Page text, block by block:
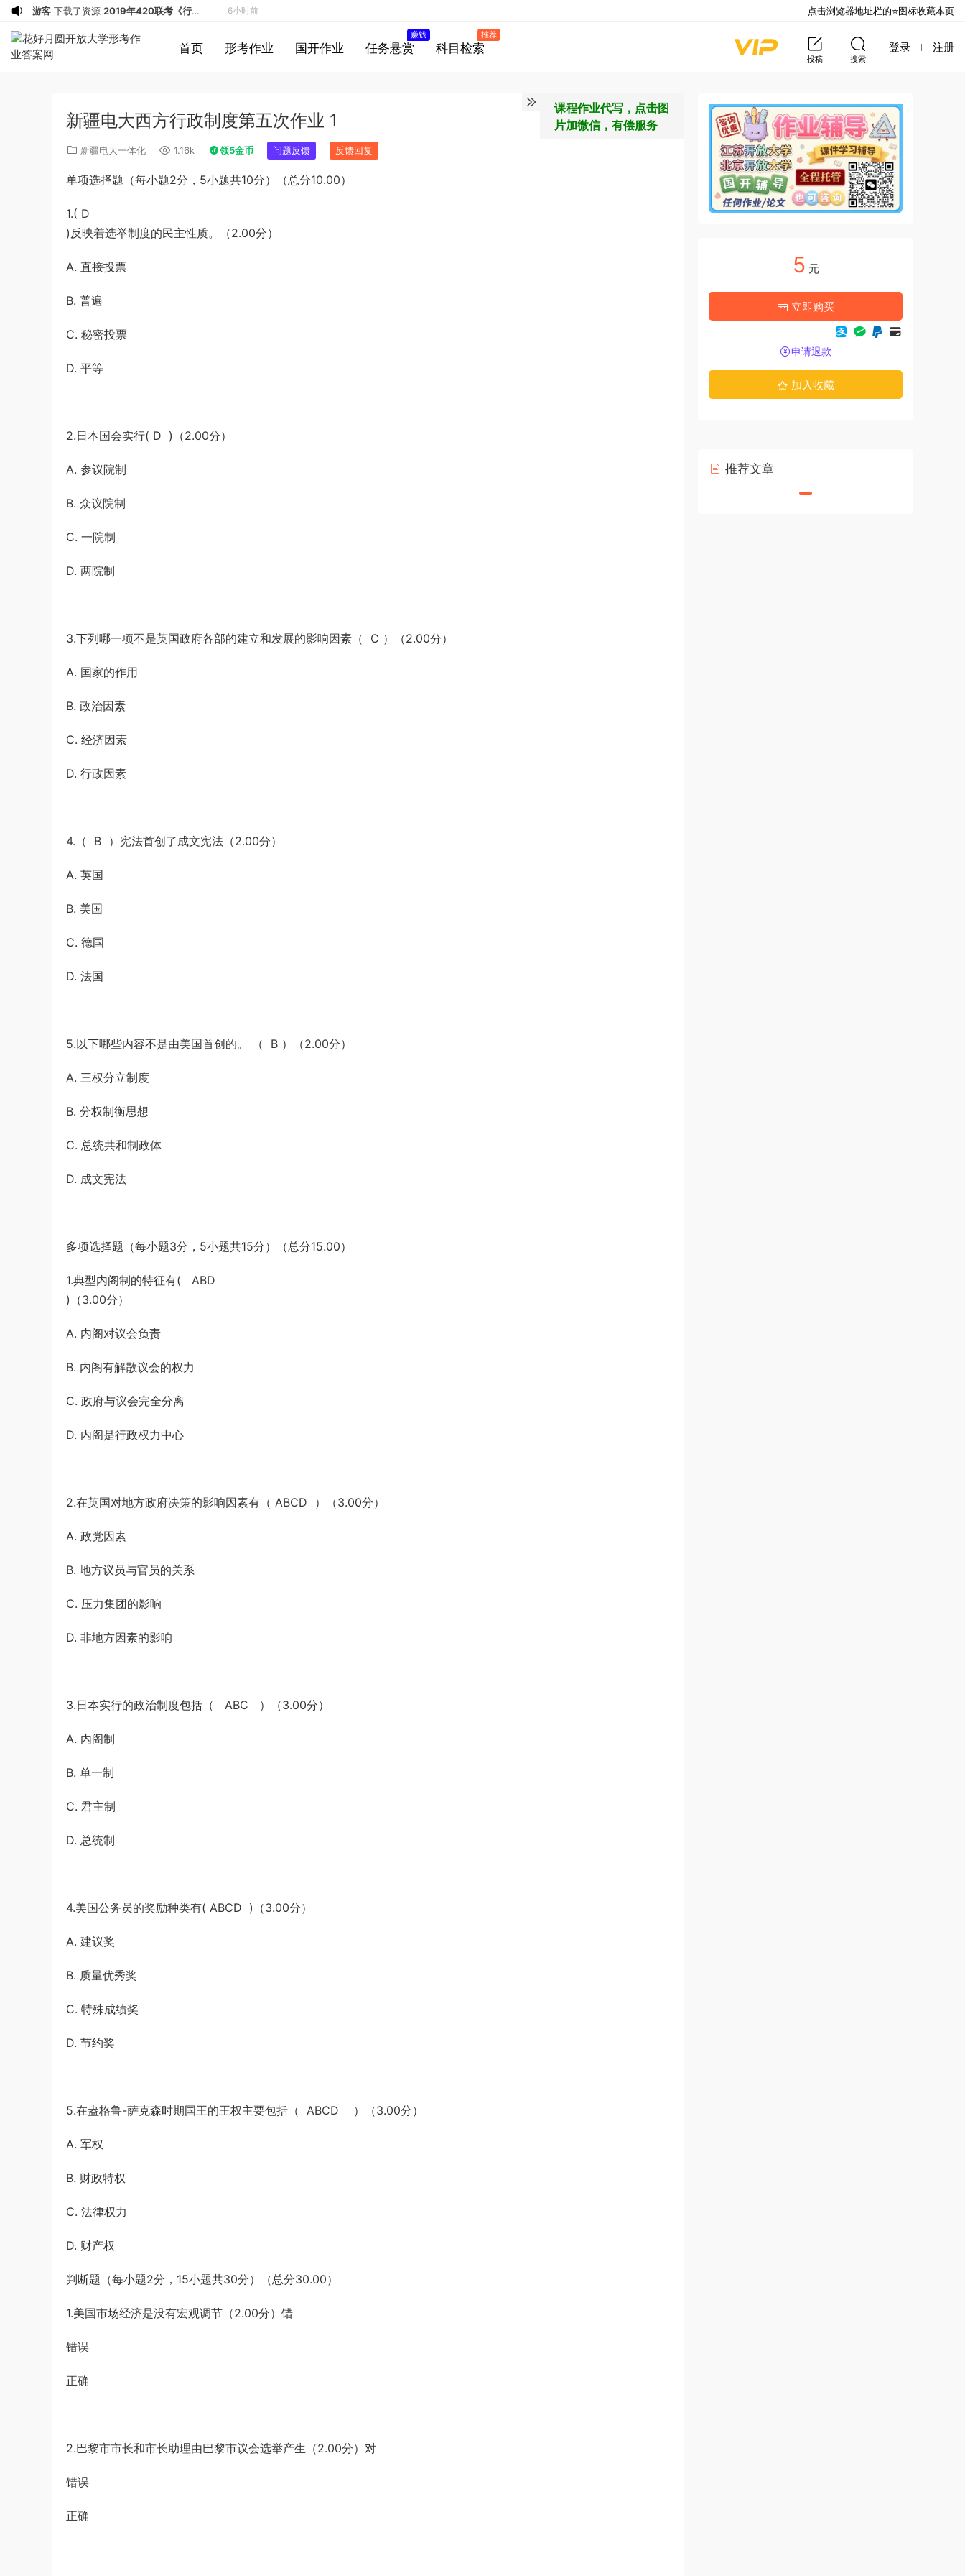
首页 形考作业 国开作业 任务悬赏
赚钱
科目检索
推荐
投稿 搜索
登录 注册
新疆电大西方行政制度第五次作业 1
新疆电大一体化 1.16k 领5金币 问题反馈 反馈回复
单项选择题（每小题2分，5小题共10分）（总分10.00）
1.( D
)反映着选举制度的民主性质。（2.00分）
A. 直接投票
B. 普遍
C. 秘密投票
D. 平等
2.日本国会实行( D )（2.00分）
A. 参议院制
B. 众议院制
C. 一院制
D. 两院制
3.下列哪一项不是英国政府各部的建立和发展的影响因素（ C ）（2.00分）
A. 国家的作用
B. 政治因素
C. 经济因素
D. 行政因素
4.（ B ）宪法首创了成文宪法（2.00分）
A. 英国
B. 美国
C. 德国
D. 法国
5.以下哪些内容不是由美国首创的。 （ B ）（2.00分）
A. 三权分立制度
B. 分权制衡思想
C. 总统共和制政体
D. 成文宪法
多项选择题（每小题3分，5小题共15分）（总分15.00）
1.典型内阁制的特征有( ABD
)（3.00分）
A. 内阁对议会负责
B. 内阁有解散议会的权力
C. 政府与议会完全分离
D. 内阁是行政权力中心
2.在英国对地方政府决策的影响因素有（ ABCD ）（3.00分）
A. 政党因素
B. 地方议员与官员的关系
C. 压力集团的影响
D. 非地方因素的影响
3.日本实行的政治制度包括（ ABC ）（3.00分）
A. 内阁制
B. 单一制
C. 君主制
D. 总统制
4.美国公务员的奖励种类有( ABCD )（3.00分）
A. 建议奖
B. 质量优秀奖
C. 特殊成绩奖
D. 节约奖
5.在盎格鲁-萨克森时期国王的王权主要包括（ ABCD ）（3.00分）
A. 军权
B. 财政特权
C. 法律权力
D. 财产权
判断题（每小题2分，15小题共30分）（总分30.00）
1.美国市场经济是没有宏观调节（2.00分）错
错误
正确
2.巴黎市市长和市长助理由巴黎市议会选举产生（2.00分）对
错误
正确
课程作业代写，点击图
片加微信，有偿服务
5 元
立即购买
申请退款
加入收藏
推荐文章
a*******投稿收入增加60块钱 7小时前
a*******购买了资源代寫國立空中大學
作業
u******* 8小时前
《行测》真题(下半年）答案及解析
u*******下载了资源順著大腦來生活：
9小时前
創意、健康與生產力的最高生活法
從起床到就寢，用大腦喜歡的模式，活出
a*******投稿收入增加10块钱 9小时前
下载了资源2021年公务员多省联考
2小时前
下载了资源2015年黑龙江省公务员
下载了资源2019年420联考《行
点击浏览器地址栏的⭐图标收藏本页